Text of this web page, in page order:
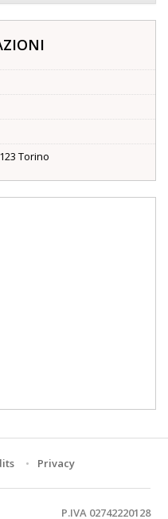
Torino
Privacy
P.IVA 02742220128